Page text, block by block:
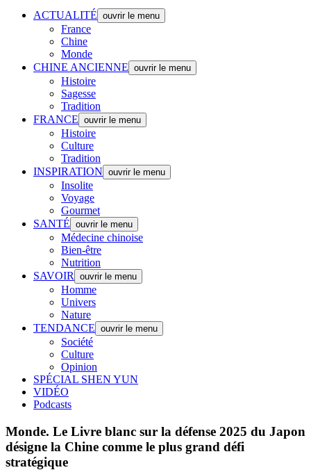
ACTUALITÉ ouvrir le menu
France
Chine
Monde
CHINE ANCIENNE ouvrir le menu
Histoire
Sagesse
Tradition
FRANCE ouvrir le menu
Histoire
Culture
Tradition
INSPIRATION ouvrir le menu
Insolite
Voyage
Gourmet
SANTÉ ouvrir le menu
Médecine chinoise
Bien-être
Nutrition
SAVOIR
ouvrir le menu
Homme
Univers
Nature
TENDANCE ouvrir le menu
Société
Culture
Opinion
SPÉCIAL SHEN YUN
VIDÉO
Podcasts
Monde. Le Livre blanc sur la défense 2025 du Japon
désigne la Chine comme le plus grand défi
stratégique